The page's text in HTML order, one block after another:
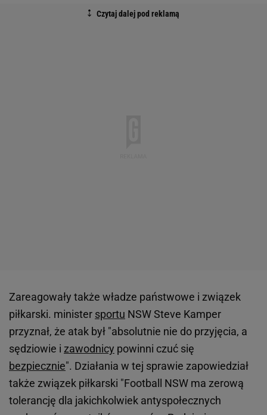
Zareagowały także władze państwowe i związek
piłkarski. minister sportu NSW Steve Kamper
przyznał, że atak był "absolutnie nie do przyjęcia, a
sędziowie i zawodnicy powinni czuć się
bezpiecznie". Działania w tej sprawie zapowiedział
także związek piłkarski "Football NSW ma zerową
tolerancję dla jakichkolwiek antyspołecznych